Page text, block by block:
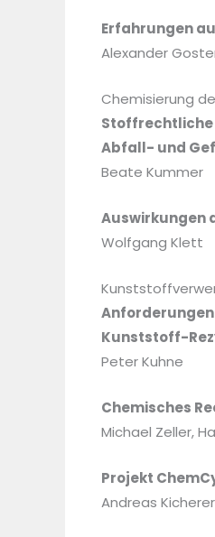
Erfahrungen
Alexander
Chemisierung
Stoffrechtliche
Abfall- und
Beate Kummer
Auswirkungen
Wolfgang Klett
Kunststoff-
Peter Kuhne
Chemisches
Michael Zeller,
Projekt
Andreas Kicherer